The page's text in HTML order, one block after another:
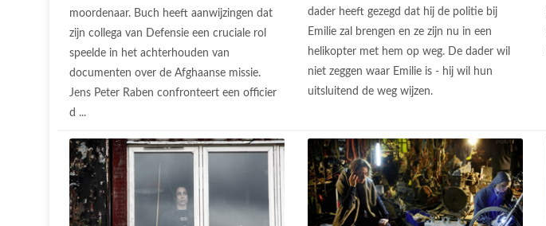
moordenaar. Buch heeft aanwijzingen dat
zijn collega van Defensie een cruciale rol
speelde in het achterhouden van
documenten over de Afghaanse missie.
Jens Peter Raben confronteert een officier
d ...
dader heeft gezegd dat hij de politie bij
Emilie zal brengen en ze zijn nu in een
helikopter met hem op weg. De dader wil
niet zeggen waar Emilie is - hij wil hun
uitsluitend de weg wijzen.